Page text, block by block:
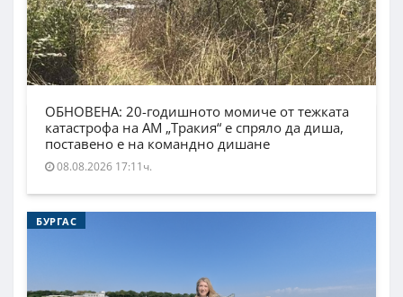
ОБНОВЕНА: 20-годишното момиче от тежката
катастрофа на АМ „Тракия“ е спряло да диша,
поставено е на командно дишане
08.08.2026 17:11ч.
БУРГАС